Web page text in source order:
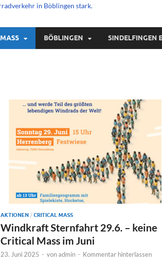
in Böblingen stark.
BÖBLINGEN SINDELFINGEN
AKTIONEN / CRITICAL MASS
Windkraft Sternfahrt 29.6. – keine
Critical Mass im Juni
23. Juni 2025 - vonadmin - Kommentar hinterlassen